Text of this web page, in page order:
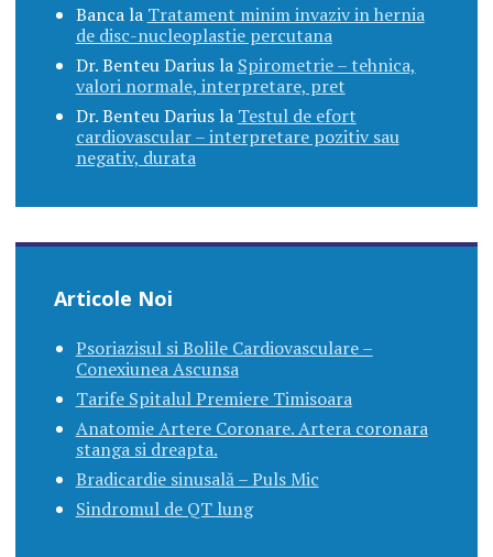
Bancala Tratament minim invaziv in hernia
de disc-nucleoplastie percutana
Dr. Benteu Dariusla Spirometrie – tehnica,
valori normale, interpretare, pret
Dr. Benteu Dariusla Testul de efort
cardiovascular – interpretare pozitiv sau
negativ, durata
Articole Noi
Psoriazisul si Bolile Cardiovasculare –
Conexiunea Ascunsa
Tarife Spitalul Premiere Timisoara
Anatomie Artere Coronare. Artera coronara
stanga si dreapta.
Bradicardie sinusală – Puls Mic
Sindromul de QT lung